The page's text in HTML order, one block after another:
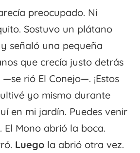
preocupado. Ni
Sostuvo un plátano
señaló una pequeña
que crecía justo detrás
rió El Conejo—. ¡Estos
yo mismo durante
en mi jardín. Puedes venir
El Mono abrió la boca.
Luego la abrió otra vez.